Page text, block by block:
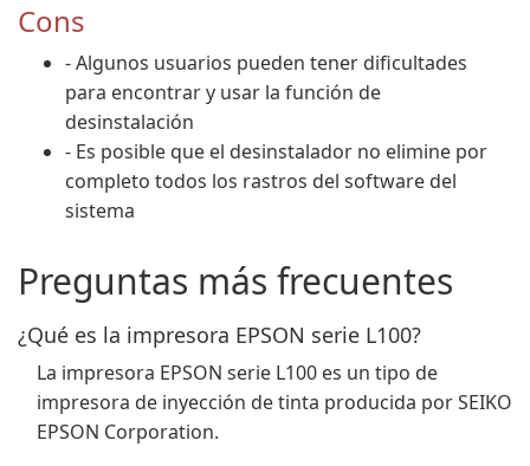
Cons
- Algunos usuarios pueden tener dificultades
para encontrar y usar la función de
desinstalación
- Es posible que el desinstalador no elimine por
completo todos los rastros del software del
sistema
Preguntas más frecuentes
¿Qué es la impresora EPSON serie L100?
La impresora EPSON serie L100 es un tipo de
impresora de inyección de tinta producida por SEIKO
EPSON Corporation.